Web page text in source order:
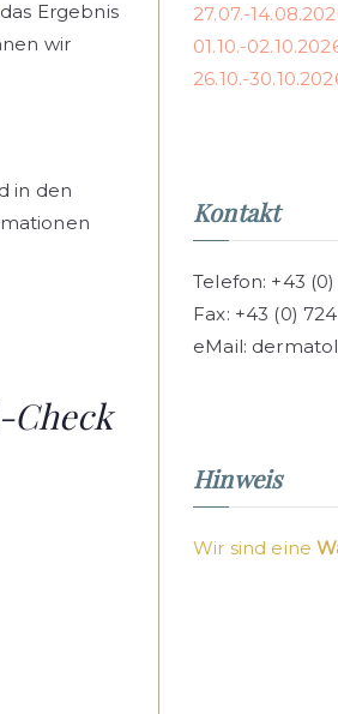
Ergebnis
wir
in den
Check
27.07.-
01.10.-
26.10.-
Kontakt
Telefon: +43
Fax: +43 (0)
eMail:
Hinweis
Wir sind eine